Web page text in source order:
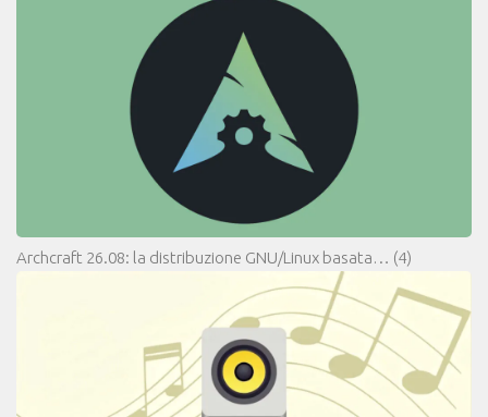
Archcraft 26.08: la distribuzione GNU/Linux basata… (4)